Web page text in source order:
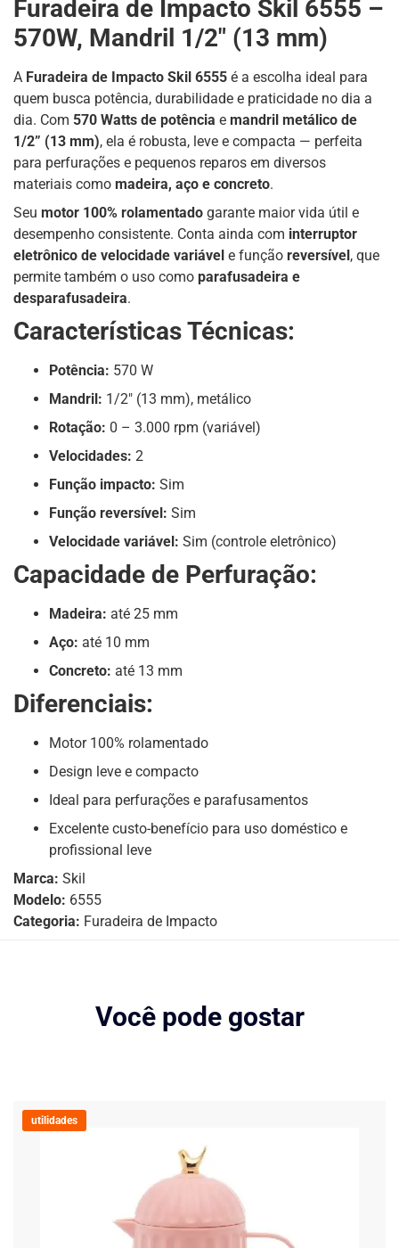
Furadeira de Impacto Skil 6555 –
570W, Mandril 1/2″ (13 mm)
A Furadeira de Impacto Skil 6555 é a escolha ideal para
quem busca potência, durabilidade e praticidade no dia a
dia. Com 570 Watts de potência e mandril metálico de
1/2” (13 mm), ela é robusta, leve e compacta — perfeita
para perfurações e pequenos reparos em diversos
materiais como madeira, aço e concreto.
Seu motor 100% rolamentado garante maior vida útil e
desempenho consistente. Conta ainda com interruptor
eletrônico de velocidade variável e função reversível, que
permite também o uso como parafusadeira e
desparafusadeira.
Características Técnicas:
Potência: 570 W
Mandril: 1/2″ (13 mm), metálico
Rotação: 0 – 3.000 rpm (variável)
Velocidades: 2
Função impacto: Sim
Função reversível: Sim
Velocidade variável: Sim (controle eletrônico)
Capacidade de Perfuração:
Madeira: até 25 mm
Aço: até 10 mm
Concreto: até 13 mm
Diferenciais:
Motor 100% rolamentado
Design leve e compacto
Ideal para perfurações e parafusamentos
Excelente custo-benefício para uso doméstico e
profissional leve
Marca: Skil
Modelo: 6555
Categoria: Furadeira de Impacto
Você pode gostar
utilidades